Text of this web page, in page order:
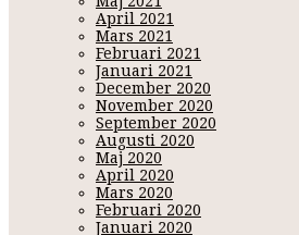
April 2021
Mars 2021
Februari 2021
Januari 2021
December 2020
November 2020
September 2020
Augusti 2020
Maj 2020
April 2020
Mars 2020
Februari 2020
Januari 2020